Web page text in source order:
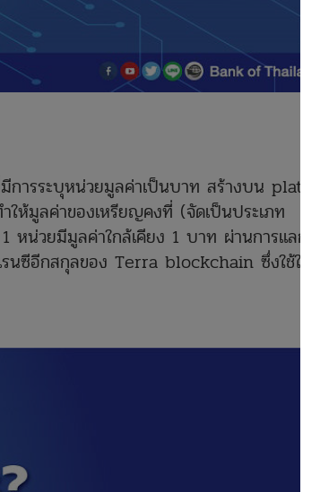
ารระบุหน่วยมูลค่าเป็นบาท สร้างบน platform
ให้มูลค่าของเหรียญคงที่ (จัดเป็นประเภท
น่วยมีมูลค่าใกล้เคียง 1 บาท ผ่านการแลก
นซีอีกสกุลของ Terra blockchain ซึ่งใช้ในการ